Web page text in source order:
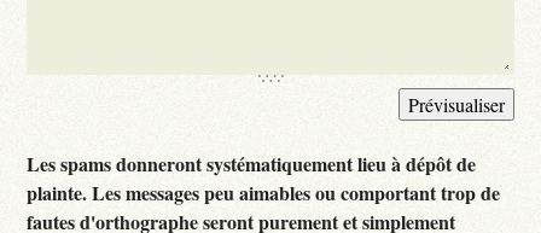
Les spams donneront systématiquement lieu à dépôt de
plainte. Les messages peu aimables ou comportant trop de
fautes d'orthographe seront purement et simplement